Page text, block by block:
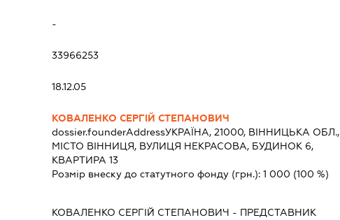
-
33966253
18.12.05
КОВАЛЕНКО СЕРГІЙ СТЕПАНОВИЧ
dossier.founderAddressУКРАЇНА, 21000, ВІННИЦЬКА ОБЛ.,
МІСТО ВІННИЦЯ, ВУЛИЦЯ НЕКРАСОВА, БУДИНОК 6,
КВАРТИРА 13
Розмір внеску до статутного фонду (грн.): 1 000 (100 %)
КОВАЛЕНКО СЕРГІЙ СТЕПАНОВИЧ - ПРЕДСТАВНИК